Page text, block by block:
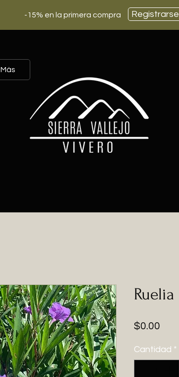
-15% en la primera compra Registrarse
Más
Ruelia
$0.00
Cantidad *